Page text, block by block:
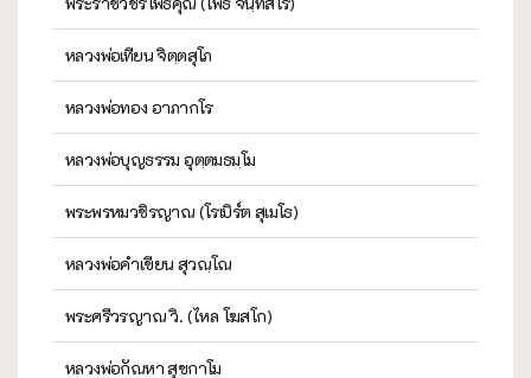
หลวงพ่อเทียน จิตฺตสุโภ
หลวงพ่อทอง อาภากโร
หลวงพ่อบุญธรรม อุตฺตมธมฺโม
พระพรหมวชิรญาณ (โรเบิร์ต สุเมโธ)
หลวงพ่อคำเขียน สุวณฺโณ
พระศรีวรญาณ วิ. (ไหล โฆสโก)
หลวงพ่อกัณหา สุขกาโม